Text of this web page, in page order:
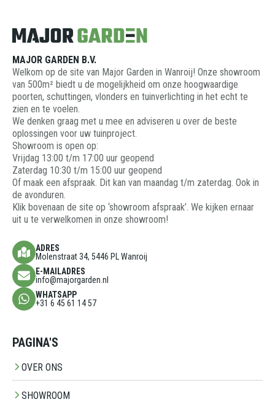
MAJOR GARDEN B.V.
Welkom op de site van Major Garden in Wanroij! Onze showroom
van 500m² biedt u de mogelijkheid om onze hoogwaardige
poorten, schuttingen, vlonders en tuinverlichting in het echt te
zien en te voelen.
We denken graag met u mee en adviseren u over de beste
oplossingen voor uw tuinproject.
Showroom is open op:
Vrijdag 13:00 t/m 17:00 uur geopend
Zaterdag 10:30 t/m 15:00 uur geopend
Of maak een afspraak. Dit kan van maandag t/m zaterdag. Ook in
de avonduren.
Klik bovenaan de site op ‘showroom afspraak’. We kijken ernaar
uit u te verwelkomen in onze showroom!
ADRES
Molenstraat 34, 5446 PL Wanroij
E-MAILADRES
info@majorgarden.nl
WHATSAPP
+31 6 45 61 14 57
PAGINA'S
OVER ONS
SHOWROOM